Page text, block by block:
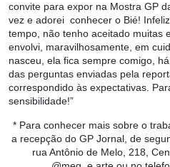
convite para expor na Mostra GP
vez e adorei conhecer o Bié!
tempo, não tenho aceitado muitas
envolvi, maravilhosamente, em
nasceu, ela fica sempre comigo,
das perguntas enviadas pela
correspondido às expectativas.
sensibilidade!”
* Para conhecer mais sobre o
a recepção do GP Jornal, de
rua Antônio de Melo, 218,